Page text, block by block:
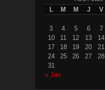
L M M J V
3
4 5 6 7
10
11 12 13 14
17
18 19 20 21
24
25 26 27 28
31
« Jan